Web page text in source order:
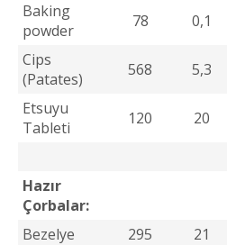
Baking
powder
78 0,1
Cips
(Patates)
568 5,3
Etsuyu
Tableti
120 20
Hazır
Çorbalar:
Bezelye
295 21